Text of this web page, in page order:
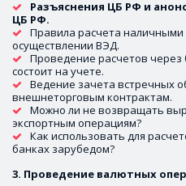
Разъяснения ЦБ РФ и
ЦБ РФ.
Правила расчета
осуществлении ВЭД.
Проведение расчетов через
состоит на учете.
Ведение зачета встречных
внешнеторговым контрактам.
Можно ли не возвращать
экспортным операциям?
Как использовать для
банках зарубедом?
3. Проведение валютных